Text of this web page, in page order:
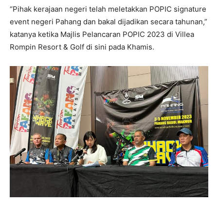
“Pihak kerajaan negeri telah meletakkan POPIC signature
event negeri Pahang dan bakal dijadikan secara tahunan,”
katanya ketika Majlis Pelancaran POPIC 2023 di Villea
Rompin Resort & Golf di sini pada Khamis.